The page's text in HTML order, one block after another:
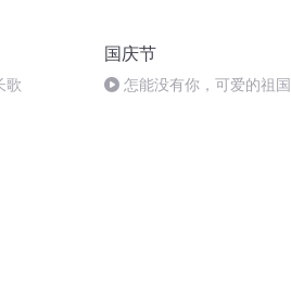
歌
国庆节
怎能没有你，可爱的祖国